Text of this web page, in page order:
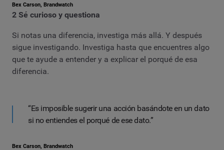
Bex Carson, Brandwatch
2 Sé curioso y questiona
Si notas una diferencia, investiga más allá. Y después
sigue investigando. Investiga hasta que encuentres algo
que te ayude a entender y a explicar el porqué de esa
diferencia.
“Es imposible sugerir una acción basándote en un dato
si no entiendes el porqué de ese dato.”
Bex Carson, Brandwatch